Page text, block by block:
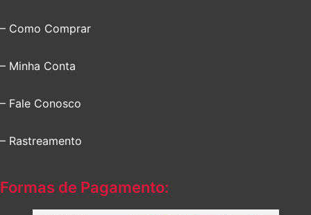
– Como Comprar
– Minha Conta
– Fale Conosco
– Rastreamento
Formas de Pagamento: